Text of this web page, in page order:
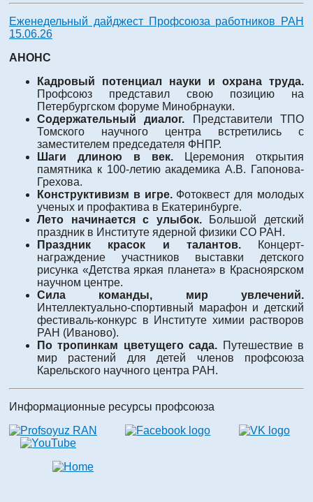
Еженедельный дайджест Профсоюза работников РАН
15.06.26
АНОНС
Кадровый потенциал науки и охрана труда.
Профсоюз представил свою позицию на
Петербургском форуме Минобрнауки.
Содержательный диалог. Представители ТПО
Томского научного центра встретились с
заместителем председателя ФНПР.
Шаги длиною в век. Церемония открытия
памятника к 100-летию академика А.В. Гапонова-
Грехова.
Конструктивизм в игре.Фотоквест для молодых
ученых и профактива в Екатеринбурге.
Лето начинается с улыбок.Большой детский
праздник в Институте ядерной физики СО РАН.
Праздник красок и талантов.Концерт-
награждение участников выставки детского
рисунка «Детства яркая планета» в Красноярском
научном центре.
Сила команды, мир увлечений.
Интеллектуально-спортивный марафон и детский
фестиваль-конкурс в Институте химии растворов
РАН (Иваново).
По тропинкам цветущего сада. Путешествие в
мир растений для детей членов профсоюза
Карельского научного центра РАН.
Информационные ресурсы профсоюза